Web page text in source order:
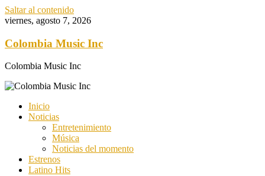
Saltar al contenido
viernes, agosto 7, 2026
Colombia Music Inc
Colombia Music Inc
Inicio
Noticias
Entretenimiento
Música
Noticias del momento
Estrenos
Latino Hits